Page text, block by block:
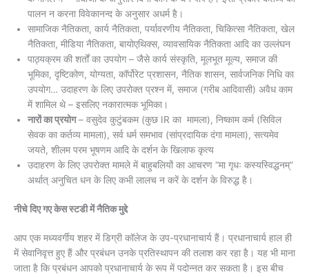
पालन न करना विवेकानन्द के अनुसार अधर्म है।
सामाजिक नैतिकता, कार्य नैतिकता, पर्यावरणीय नैतिकता, चिकित्सा नैतिकता, खेल
नैतिकता, मीडिया नैतिकता, बायोएथिक्स, व्यावसायिक नैतिकता आदि का उल्लंघन
पाठ्यक्रम की शर्तों का उपयोग – जैसे कार्य संस्कृति, मूलभूत मूल्य, समाज की
भूमिका, दृष्टिकोण, योग्यता, कॉर्पोरेट प्रशासन, नैतिक शासन, सार्वजनिक निधि का
उपयोग… उदाहरण के लिए उपरोक्त प्रश्न में, समाज (गरीब आदिवासी) अवैध काम
में शामिल थे – इसलिए नकारात्मक भूमिका।
नारों का प्रयोग– वसुदेव कुटुंबकम (कुछ IR का मामला), निष्काम कर्म (सिविल
सेवक का कर्तव्य मामला), सर्व धर्म समभाव (सांप्रदायिक दंगा मामला), सत्यमेव
जयते, शीलम परम भूषणम आदि के दर्शन के खिलाफ कृत्य
उदाहरण के लिए उपरोक्त मामले में बाहुबलियों का आचरण “मा गृधः कस्यस्विद्धनम्”
अर्थात् अनुचित धन के लिए कभी लालच न करें के दर्शन के विरुद्ध है।
नीचे दिए गए केस स्टडी में नैतिक मुद्दे
आप एक मध्यवर्गीय शहर में डिग्री कॉलेज के उप-प्रधानाचार्य हैं। प्रधानाचार्य हाल ही
में सेवानिवृत्त हुए हैं और प्रबंधन उनके प्रतिस्थापन की तलाश कर रहा है। यह भी माना
जाता है कि प्रबंधन आपको प्रधानाचार्य के रूप में पदोन्नत कर सकता है। इस बीच